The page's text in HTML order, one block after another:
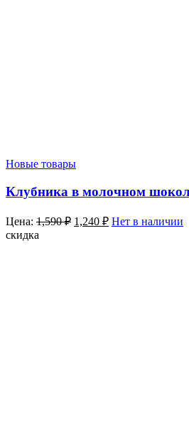
Новые товары
Клубника в молочном
Цена: 1,590₽ 1,240 ₽ Нет в наличии
скидка